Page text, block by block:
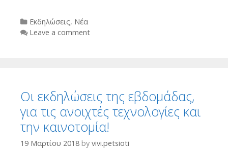
Categories
Εκδηλώσεις, Νέα
Leave a comment
Οι εκδηλώσεις της εβδομάδας,
για τις ανοιχτές τεχνολογίες και
την καινοτομία!
19 Μαρτίου 2018 by vivi.petsioti